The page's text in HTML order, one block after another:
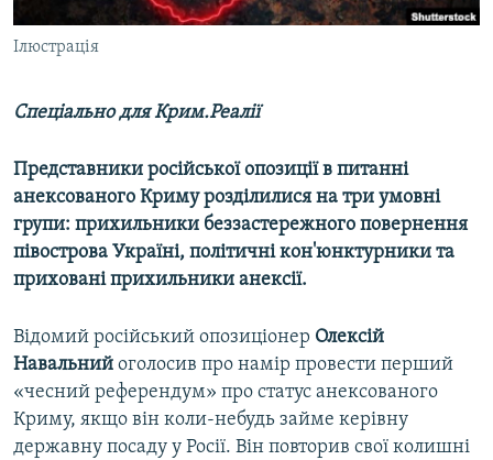
УКРАЇНСЬКА ПРОБЛЕМА КРИМУ
ІНФОГРАФІКА
ДОЛУЧАЙСЯ!
Ілюстрація
Спеціально для Крим.Реалії
Представники російської опозиції в питанні
анексованого Криму розділилися на три умовні
групи: прихильники беззастережного повернення
півострова Україні, політичні кон'юнктурники та
приховані прихильники анексії.
Відомий російський опозиціонер Олексій
Навальний оголосив про намір провести перший
«чесний референдум» про статус анексованого
Криму, якщо він коли-небудь займе керівну
державну посаду у Росії. Він повторив свої колишні